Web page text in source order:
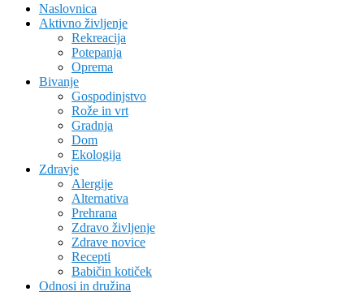
Naslovnica
Aktivno življenje
Rekreacija
Potepanja
Oprema
Bivanje
Gospodinjstvo
Rože in vrt
Gradnja
Dom
Ekologija
Zdravje
Alergije
Alternativa
Prehrana
Zdravo življenje
Zdrave novice
Recepti
Babičin kotiček
Odnosi in družina